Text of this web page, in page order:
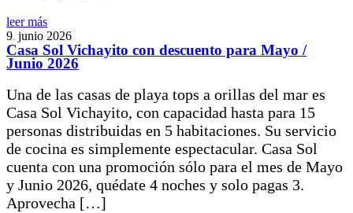
leer más
9. junio 2026
Casa Sol Vichayito con descuento para Mayo /
Junio 2026
Una de las casas de playa tops a orillas del mar es
Casa Sol Vichayito, con capacidad hasta para 15
personas distribuidas en 5 habitaciones. Su servicio
de cocina es simplemente espectacular. Casa Sol
cuenta con una promoción sólo para el mes de Mayo
y Junio 2026, quédate 4 noches y solo pagas 3.
Aprovecha […]